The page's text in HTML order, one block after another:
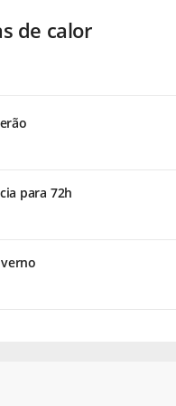
de calor
para 72h